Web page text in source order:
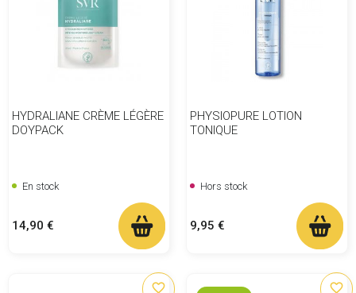
HYDRALIANE CRÈME LÉGÈRE
DOYPACK
En stock
Prix
14,90 €
PHYSIOPURE LOTION
TONIQUE
Hors stock
Prix
9,95 €
favorite_border favorite_border